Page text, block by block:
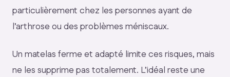
particulièrement chez les personnes ayant de
l’arthrose ou des problèmes méniscaux.
Un matelas ferme et adapté limite ces risques, mais
ne les supprime pas totalement. L’idéal reste une